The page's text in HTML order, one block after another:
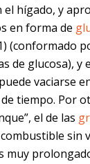
el hígado, y
en forma de
(conformado
de glucosa), y
vaciarse
tiempo. Por
el de las
sin
muy